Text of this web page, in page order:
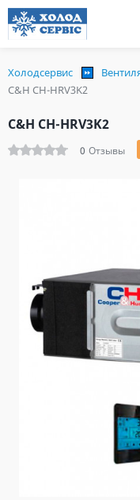
Холодсервис
C&H CH-HRV3K2
C&H CH-HRV3K2
0 Отзывы